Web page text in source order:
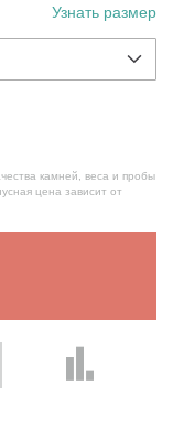
Узнать размер
камней, веса и пробы
цена зависит от